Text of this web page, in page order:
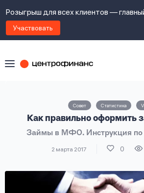
Розыгрыш для всех клиентов —
Участвовать
Совет Статистика
Как правильно
Займы в МФО. Инструкция по
2 марта 2017 0
Наши
контакты
с
правилами
займов
согласие